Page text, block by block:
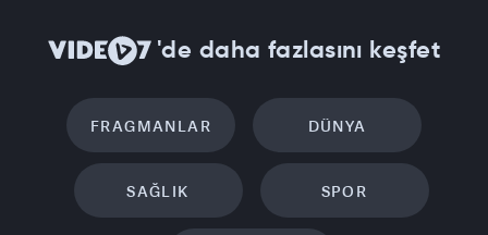
'de daha fazlasını keşfet
FRAGMANLAR DÜNYA
SAĞLIK SPOR